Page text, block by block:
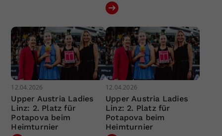
12.04.2026
Upper Austria Ladies
Linz: 2. Platz für
Potapova beim
Heimturnier
12.04.2026
Upper Austria Ladies
Linz: 2. Platz für
Potapova beim
Heimturnier